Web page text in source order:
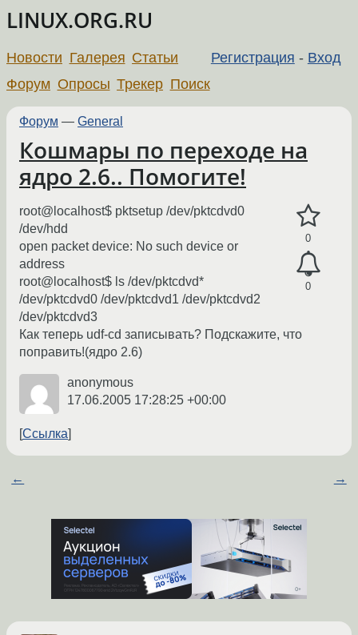
LINUX.ORG.RU
Регистрация - Вход
Новости Галерея Статьи
Форум Опросы Трекер Поиск
Форум — General
Кошмары по переходе на
ядро 2.6.. Помогите!
0
0
root@localhost$ pktsetup /dev/pktcdvd0
/dev/hdd
open packet device: No such device or
address
root@localhost$ ls /dev/pktcdvd*
/dev/pktcdvd0 /dev/pktcdvd1 /dev/pktcdvd2
/dev/pktcdvd3
Как теперь udf-cd записывать? Подскажите, что
поправить!(ядро 2.6)
anonymous
17.06.2005 17:28:25 +00:00
Ссылка
← →